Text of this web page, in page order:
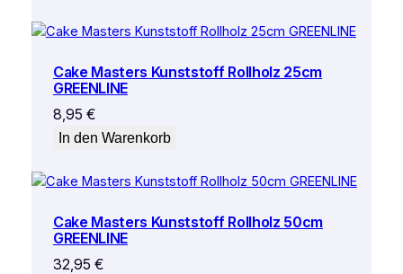
Cake Masters Kunststoff Rollholz 25cm
GREENLINE
8,95 €
In den Warenkorb
Cake Masters Kunststoff Rollholz 50cm
GREENLINE
32,95 €